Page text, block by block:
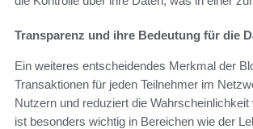
Transparenz und ihre Bedeutung für die
Ein weiteres entscheidendes Merkmal der
Transaktionen für jeden Teilnehmer im
Nutzern und reduziert die
ist besonders wichtig in Bereichen wie der